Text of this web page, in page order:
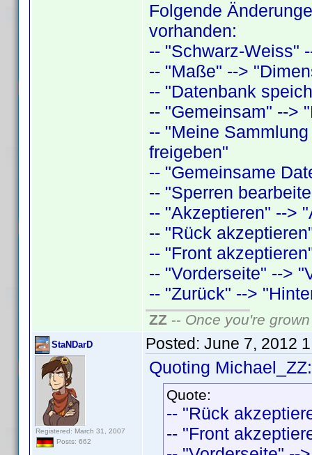
Folgende
vorhanden:
-- "Schwarz-Weiss"
-- "Maße" -->
-- "Datenbank
-- "Gemeinsam" -->
-- "Meine
freigeben"
-- "Gemeinsame
-- "Sperren
-- "Akzeptieren" -->
-- "Rück
-- "Front
-- "Vorderseite" -->
-- "Zurück" -->
ZZ -- Once you're
StaNDarD
Registered: March 31, 2007
Posts: 662
Posted: June 7, 2012
Quoting Michael_ZZ:
Quote:
-- "Rück
-- "Front